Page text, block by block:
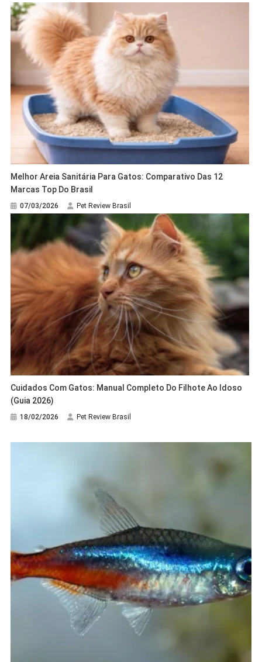
Melhor Areia Sanitária Para Gatos: Comparativo Das 12
Marcas Top Do Brasil
07/03/2026 Pet Review Brasil
Cuidados Com Gatos: Manual Completo Do Filhote Ao Idoso
(Guia 2026)
18/02/2026 Pet Review Brasil